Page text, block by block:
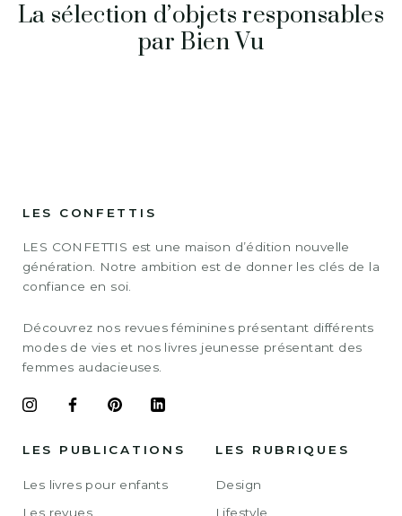
La sélection d’objets responsables
par Bien Vu
LES CONFETTIS
LES CONFETTIS est une maison d’édition nouvelle
génération. Notre ambition est de donner les clés de la
confiance en soi.
Découvrez nos revues féminines présentant différents
modes de vies et nos livres jeunesse présentant des
femmes audacieuses.
LES PUBLICATIONS
Les livres pour enfants
Les revues
LES RUBRIQUES
Design
Lifestyle